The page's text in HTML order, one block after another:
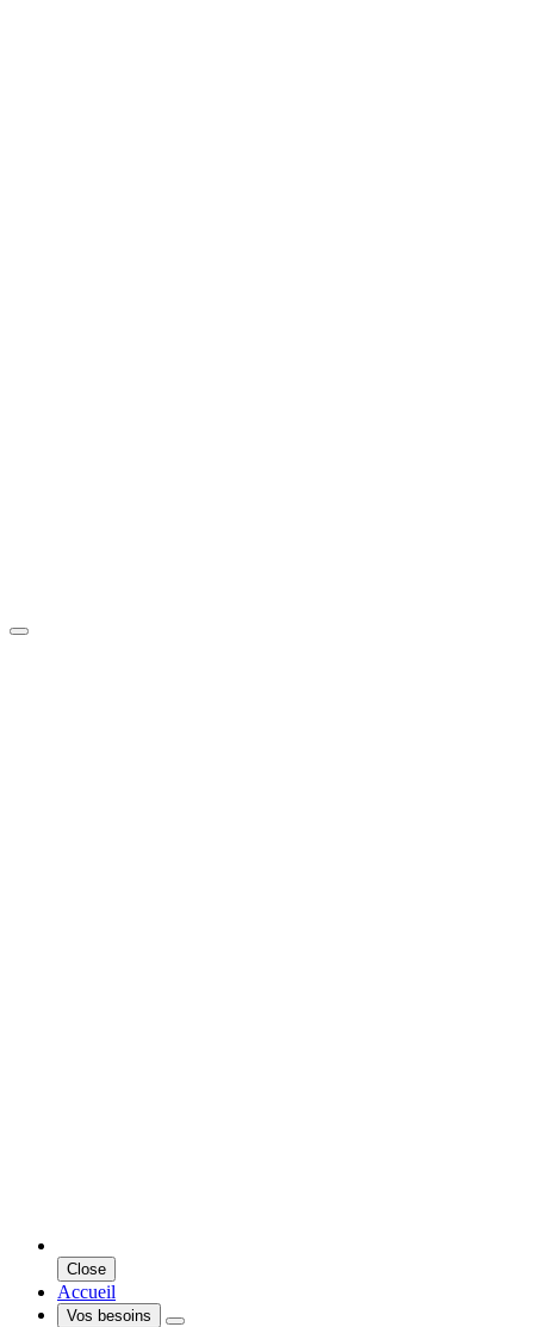
Close
Accueil
Vos besoins